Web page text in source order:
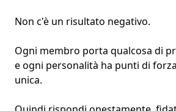
Non c'è un risultato negativo.
Ogni membro porta qualcosa di
e ogni personalità ha punti di
unica.